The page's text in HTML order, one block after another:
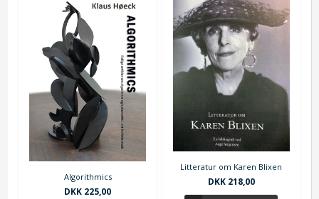
Algorithmics
DKK 225,00
Litteratur om Karen Blixen
DKK 218,00